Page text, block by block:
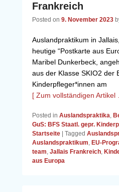
Frankreich
Posted on 9. November 2023
Auslandpraktikum in
heutige “Postkarte aus
Maribel Dunkerbeck,
aus der Klasse SKIO2 der
Kinderpfleger*innen am
[ Zum vollständigen
Posted in Auslandspraktika,
GuS: BFS Staatl. gepr.
Startseite
Tagged
Auslandspraktikum, EU-
team, Jallais Frankreich,
aus Europa